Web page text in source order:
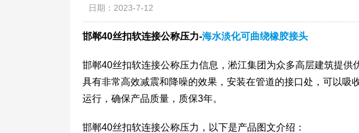
日期：2023-7-12
邯郸40丝扣软连接公称压力-海水淡化可曲绕橡胶接头
邯郸40丝扣软连接公称压力信息，淞江集团为众多高层建筑提供
具有非常高效减震和降噪的效果，安装在管道的接口处，可以吸
运行，确保产品质量，质保3年。
邯郸40丝扣软连接公称压力，以下是产品图文介绍：